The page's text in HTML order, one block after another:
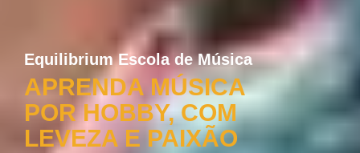
Equilibrium Escola de Música
APRENDA MÚSICA
POR HOBBY, COM
LEVEZA E PAIXÃO